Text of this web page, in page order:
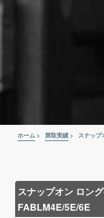
ホーム > 買取実績 >
スナップオン ロン
FABLM4E/5E/6E